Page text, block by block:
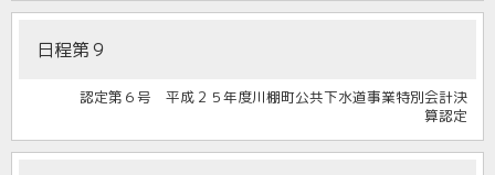
日程第９
認定第６号 平成２５年度川棚町公共下水道事業特別会計決
算認定